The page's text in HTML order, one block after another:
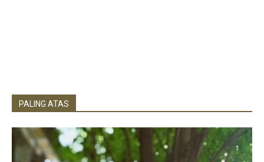
PALING ATAS